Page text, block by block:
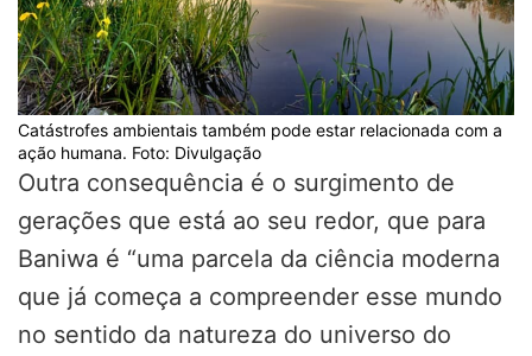
Catástrofes ambientais também pode estar relacionada com a
ação humana. Foto: Divulgação
Outra consequência é o surgimento de
gerações que está ao seu redor, que para
Baniwa é “uma parcela da ciência moderna
que já começa a compreender esse mundo
no sentido da natureza do universo do